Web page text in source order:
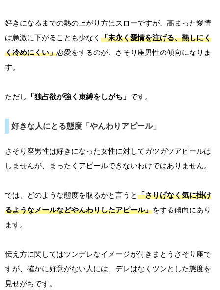
好きになるまでの熱の上がり方はスローですが、高まった愛情
は急激に下がることも少なく 「末永く愛情を注げる、熱しにく
く冷めにくい」恋愛をするのが、さそり座男性の傾向になりま
す。
ただし 「独占欲が強く束縛をしがち」 です。
好きな人にとる態度「やんわりアピール」
さそり座男性は好きになった女性に対してガツガツアピールは
しませんが、まったくアピールできないわけではありません。
では、どのような態度を取るかと言うと「さりげなく気に掛け
るようなメールなどやんわりしたアピール」をする傾向にあり
ます。
伝え方に関してはツンデレなイメージが付きまとうさそり座で
すが、確かに好意がない人には、デレはなくツンとした態度を
見せがちです。